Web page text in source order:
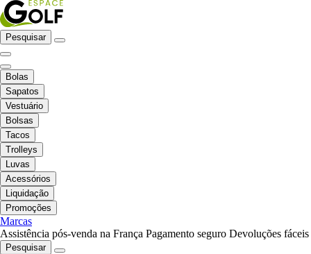
Pesquisar
Bolas
Sapatos
Vestuário
Bolsas
Tacos
Trolleys
Luvas
Acessórios
Liquidação
Promoções
Marcas
Assistência pós-venda na França Pagamento seguro Devoluções fáceis
Pesquisar